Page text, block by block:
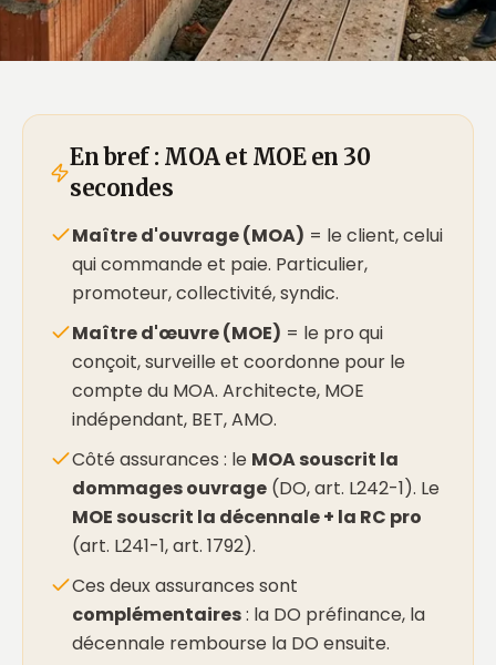
En bref : MOA et MOE en 30
secondes
Maître d'ouvrage (MOA) = le client, celui
qui commande et paie. Particulier,
promoteur, collectivité, syndic.
Maître d'œuvre (MOE) = le pro qui
conçoit, surveille et coordonne pour le
compte du MOA. Architecte, MOE
indépendant, BET, AMO.
Côté assurances : le MOA souscrit la
dommages ouvrage (DO, art. L242-1). Le
MOE souscrit la décennale + la RC pro
(art. L241-1, art. 1792).
Ces deux assurances sont
complémentaires: la DO préfinance, la
décennale rembourse la DO ensuite.